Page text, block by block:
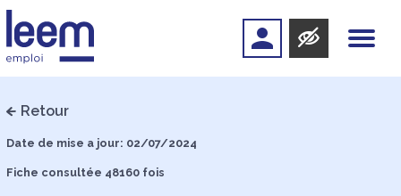
Retour
Date de mise a jour: 02/07/2024
Fiche consultée 48160 fois